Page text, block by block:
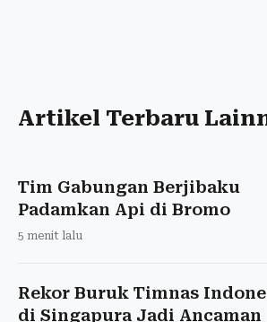
Artikel Terbaru
Tim Gabungan Berjibaku
Padamkan Api di Bromo
5 menit lalu
Rekor Buruk Timnas
di Singapura Jadi Ancaman